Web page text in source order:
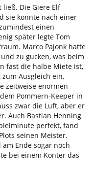
ließ. Die Giere Elf
sie konnte nach einer
einen
später legte Tom
Marco Pajonk hatte
zu gucken, was beim
fast die halbe Miete ist,
Ausgleich ein.
zeitweise enormen
Pommern-Keeper in
zwar die Luft, aber er
Auch Bastian Henning
perfekt, fand
seinen Meister.
Ende sogar noch
bei einem Konter das